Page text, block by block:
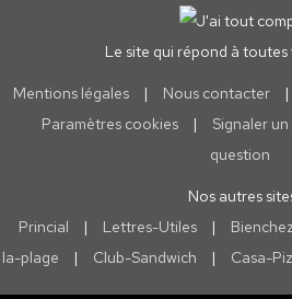
Le site qui répond à
Mentions légales | Nous contacter |
Paramètres cookies
| Signaler
question
Nos autres
Princial
| Lettres-Utiles |
la-plage
| Club-Sandwich | Casa-